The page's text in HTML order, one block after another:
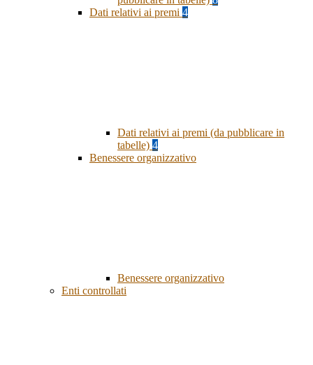
Dati relativi ai premi 4
Dati relativi ai premi (da pubblicare in
tabelle) 4
Benessere organizzativo
Benessere organizzativo
Enti controllati